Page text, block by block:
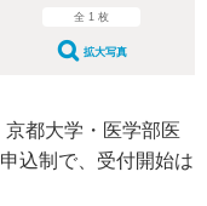
全 1 枚
拡大写真
都大学・医学部医
込制で、受付開始は